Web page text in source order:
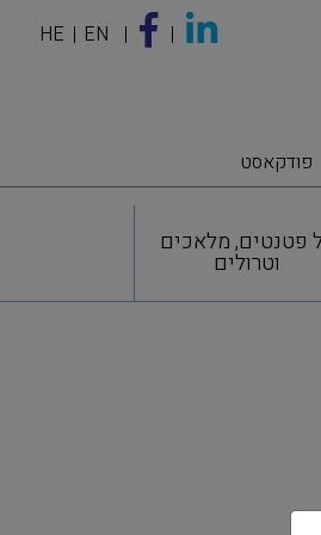
HE EN
פודקאסט
פטנטים, מלאכים
וטרולים